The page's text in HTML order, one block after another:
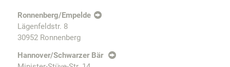
Ronnenberg/Empelde
Lägenfeldstr. 8
30952 Ronnenberg
Hannover/Schwarzer Bär